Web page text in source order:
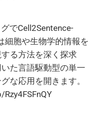
でCell2Sentence-
細胞や生物学的情報を
る方法を深く探求
た言語駆動型の単一
な応用を開きます。